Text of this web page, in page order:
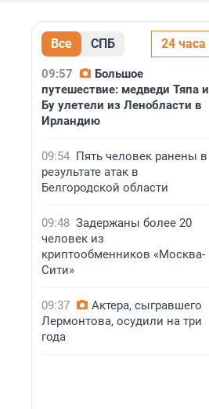
Все СПБ 24 часа
09:57
Большое
путешествие: медведи Тяпа и
Бу улетели из Ленобласти в
Ирландию
09:54 Пять человек ранены в
результате атак в
Белгородской области
09:48 Задержаны более 20
человек из
криптообменников «Москва-
Сити»
09:37
Актера, сыгравшего
Лермонтова, осудили на три
года